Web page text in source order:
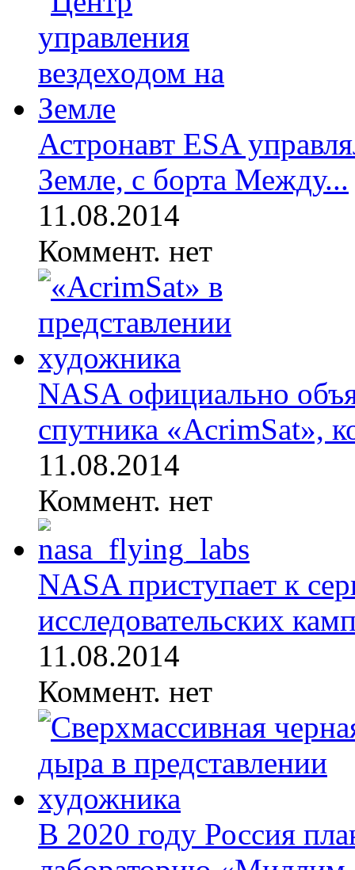
Астронавт ESA
Земле, с борта Между...
11.08.2014
Коммент. нет
NASA официально
спутника «AcrimSat»,
11.08.2014
Коммент. нет
NASA приступает к
исследовательских
11.08.2014
Коммент. нет
В 2020 году Россия